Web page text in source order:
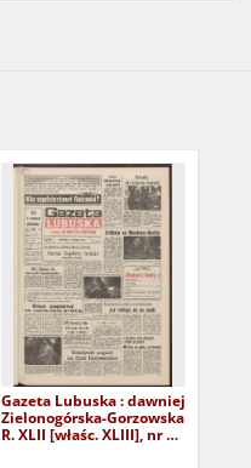
Gazeta Lubuska : dawniej
Zielonogórska-Gorzowska
R. XLII [właśc. XLIII], nr 22